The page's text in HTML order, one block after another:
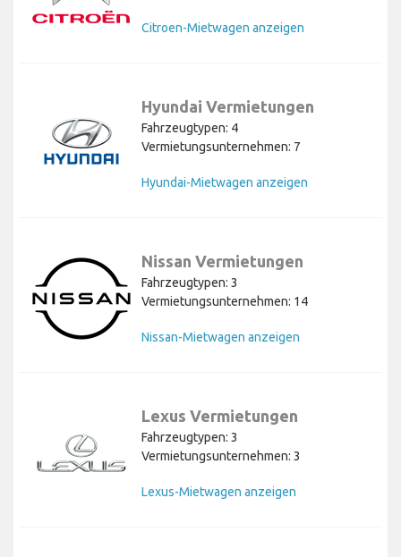
Citroen-Mietwagen anzeigen
Hyundai Vermietungen
Fahrzeugtypen: 4
Vermietungsunternehmen: 7
Hyundai-Mietwagen anzeigen
Nissan Vermietungen
Fahrzeugtypen: 3
Vermietungsunternehmen: 14
Nissan-Mietwagen anzeigen
Lexus Vermietungen
Fahrzeugtypen: 3
Vermietungsunternehmen: 3
Lexus-Mietwagen anzeigen